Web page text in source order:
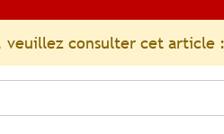
veuillez consulter cet article :